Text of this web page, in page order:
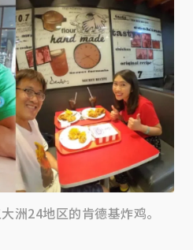
洲24地区的肯德基炸鸡。